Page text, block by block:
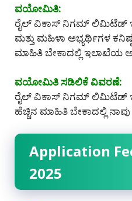
ವಯೋಮಿತಿ:
ರೈಲ್ ವಿಕಾಸ್ ನಿಗಮ್ ಲಿಮಿಟೆಡ್
ಮತ್ತು ಮಹಿಳಾ ಅಭ್ಯರ್ಥಿಗಳ
ಮಾಹಿತಿ ಬೇಕಾದಲ್ಲಿ ಇಲಾಖೆಯ
ವಯೋಮಿತಿ ಸಡಿಲಿಕೆ ವಿವರಣೆ:
ರೈಲ್ ವಿಕಾಸ್ ನಿಗಮ್ ಲಿಮಿಟೆಡ್
ಹೆಚ್ಚಿನ ಮಾಹಿತಿ ಬೇಕಾದಲ್ಲಿ
Application
2025